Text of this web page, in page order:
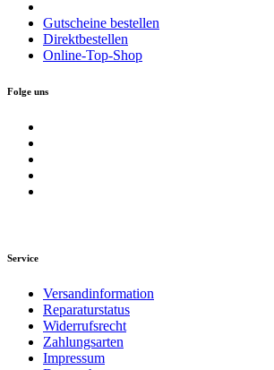
Gutscheine bestellen
Direktbestellen
Online-Top-Shop
Folge uns
Service
Versandinformation
Reparaturstatus
Widerrufsrecht
Zahlungsarten
Impressum